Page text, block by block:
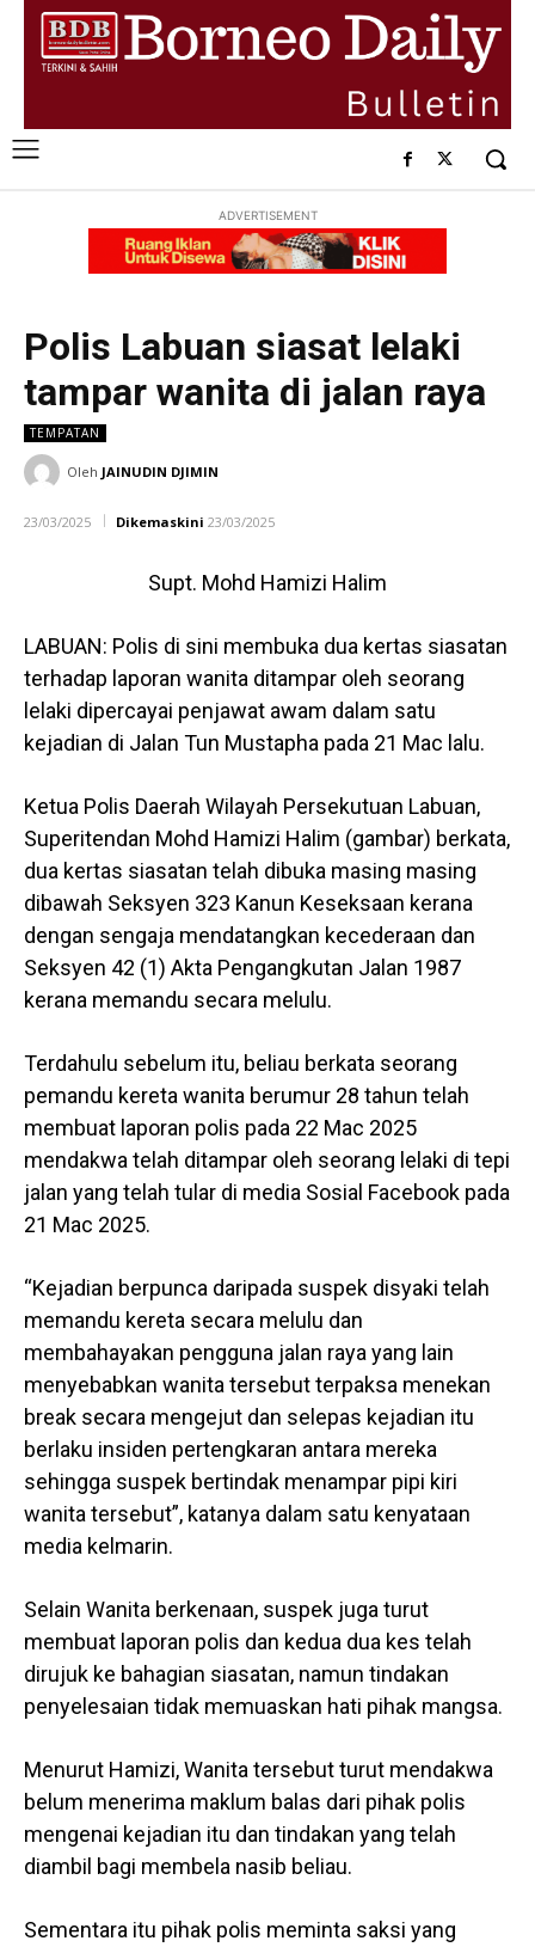
ADVERTISEMENT
Polis Labuan siasat lelaki
tampar wanita di jalan raya
TEMPATAN
Oleh JAINUDIN DJIMIN
23/03/2025 Dikemaskini 23/03/2025
Supt. Mohd Hamizi Halim
LABUAN: Polis di sini membuka dua kertas siasatan
terhadap laporan wanita ditampar oleh seorang
lelaki dipercayai penjawat awam dalam satu
kejadian di Jalan Tun Mustapha pada 21 Mac lalu.
Ketua Polis Daerah Wilayah Persekutuan Labuan,
Superitendan Mohd Hamizi Halim (gambar) berkata,
dua kertas siasatan telah dibuka masing masing
dibawah Seksyen 323 Kanun Keseksaan kerana
dengan sengaja mendatangkan kecederaan dan
Seksyen 42 (1) Akta Pengangkutan Jalan 1987
kerana memandu secara melulu.
Terdahulu sebelum itu, beliau berkata seorang
pemandu kereta wanita berumur 28 tahun telah
membuat laporan polis pada 22 Mac 2025
mendakwa telah ditampar oleh seorang lelaki di tepi
jalan yang telah tular di media Sosial Facebook pada
21 Mac 2025.
“Kejadian berpunca daripada suspek disyaki telah
memandu kereta secara melulu dan
membahayakan pengguna jalan raya yang lain
menyebabkan wanita tersebut terpaksa menekan
break secara mengejut dan selepas kejadian itu
berlaku insiden pertengkaran antara mereka
sehingga suspek bertindak menampar pipi kiri
wanita tersebut”, katanya dalam satu kenyataan
media kelmarin.
Selain Wanita berkenaan, suspek juga turut
membuat laporan polis dan kedua dua kes telah
dirujuk ke bahagian siasatan, namun tindakan
penyelesaian tidak memuaskan hati pihak mangsa.
Menurut Hamizi, Wanita tersebut turut mendakwa
belum menerima maklum balas dari pihak polis
mengenai kejadian itu dan tindakan yang telah
diambil bagi membela nasib beliau.
Sementara itu pihak polis meminta saksi yang